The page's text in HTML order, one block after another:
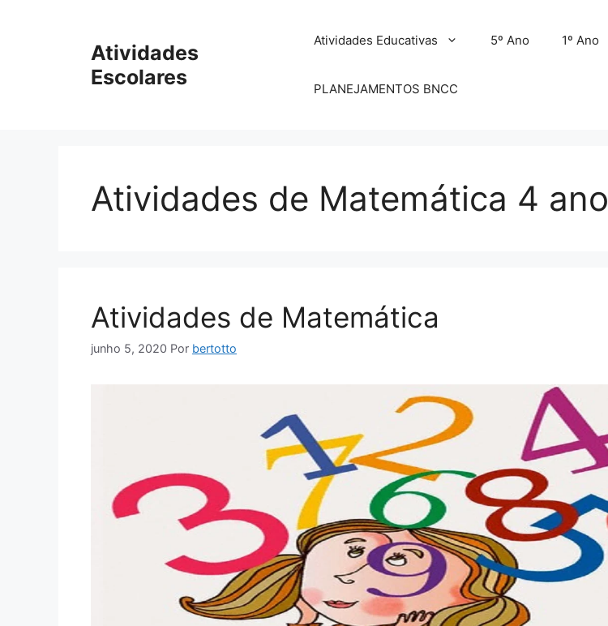
Atividades
Escolares
Atividades Educativas 5º Ano 1º Ano
PLANEJAMENTOS BNCC
Atividades de Matemática 4 ano
Atividades de Matemática
junho 5, 2020 Por bertotto